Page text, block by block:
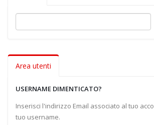
Area utenti
USERNAME DIMENTICATO?
Inserisci l'indirizzo Email associato al tuo
tuo username.